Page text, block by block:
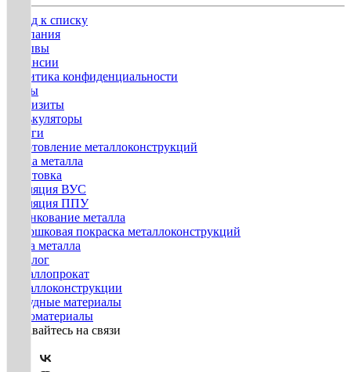
Назад к списку
Компания
Отзывы
Вакансии
Политика конфиденциальности
Госты
Реквизиты
Калькуляторы
Услуги
Изготовление металлоконструкций
Гибка металла
Грунтовка
Изоляция ВУС
Изоляция ППУ
Оцинкование металла
Порошковая покраска металлоконструкций
Резка металла
Каталог
Металлопрокат
Металлоконструкции
Нерудные материалы
Пиломатериалы
Оставайтесь на связи